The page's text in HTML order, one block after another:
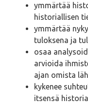
ymmärtää
historiallisen
ymmärtää
tuloksena ja
osaa
arvioida
ajan omista
kykenee
itsensä